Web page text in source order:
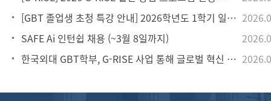
[GBT 졸업생 초청 특강 안내] 2026학년도 1학기 일정 및 연사 소개
SAFE Ai 인턴쉽 채용 (~3월 8일까지)
한국외대 GBT학부, G-RISE 사업 통해 글로벌 혁신 인재 육성 박차- 싱가포